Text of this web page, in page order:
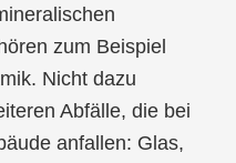
zum Beispiel
Nicht dazu
Abfälle, die bei
anfallen: Glas,